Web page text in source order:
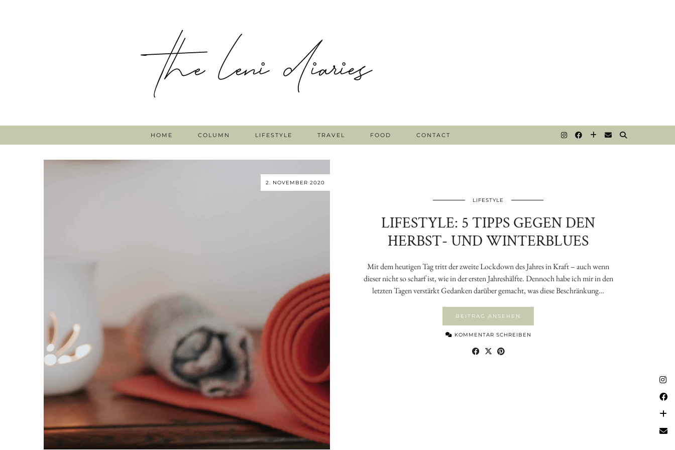
HOME COLUMN LIFESTYLE TRAVEL FOOD CONTACT
2. NOVEMBER 2020
LIFESTYLE
LIFESTYLE: 5 TIPPS GEGEN DEN
HERBST- UND WINTERBLUES
Mit dem heutigen Tag tritt der zweite Lockdown des Jahres in Kraft – auch wenn
dieser nicht so scharf ist, wie in der ersten Jahreshälfte. Dennoch habe ich mir in den
letzten Tagen verstärkt Gedanken darüber gemacht, was diese Beschränkung…
BEITRAG ANSEHEN
KOMMENTAR SCHREIBEN